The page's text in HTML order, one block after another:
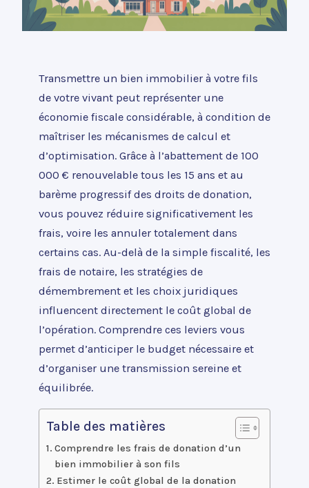
Transmettre un bien immobilier à votre fils
de votre vivant peut représenter une
économie fiscale considérable, à condition de
maîtriser les mécanismes de calcul et
d’optimisation. Grâce à l’abattement de 100
000 € renouvelable tous les 15 ans et au
barème progressif des droits de donation,
vous pouvez réduire significativement les
frais, voire les annuler totalement dans
certains cas. Au-delà de la simple fiscalité, les
frais de notaire, les stratégies de
démembrement et les choix juridiques
influencent directement le coût global de
l’opération. Comprendre ces leviers vous
permet d’anticiper le budget nécessaire et
d’organiser une transmission sereine et
équilibrée.
Table des matières
Comprendre les frais de donation d’un
bien immobilier à son fils
Estimer le coût global de la donation